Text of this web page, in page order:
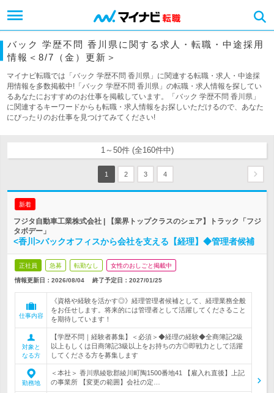
バック 学歴不問 香川県に関する求人・転職・中途採用
情報＜8/7（金）更新＞
マイナビ転職では「バック 学歴不問 香川県」に関連する転職・求人・中途採
用情報を多数掲載中!「バック 学歴不問 香川県」の転職・求人情報を探してい
るあなたにおすすめのお仕事を掲載しています。「バック 学歴不問 香川県」
に関連するキーワードからも転職・求人情報をお探しいただけるので、あなた
にぴったりのお仕事を見つけてみてください!
1～50件 (全160件中)
1 2 3 4
新着
フジタ自動車工業株式会社 | 【業界トップクラスのシェア】トラック「フジ
タボデー」
<香川>バックオフィスから会社を支える【経理】◆管理者候補
正社員 急募 転勤なし 女性のおしごと掲載中
情報更新日：2026/08/04 終了予定日： 2027/01/25
仕事内容
《資格や経験を活かす◎》経理管理者候補として、経理業務全般
をお任せします。将来的には管理者として活躍してくださること
を期待しています！
対象と
なる方
【学歴不問｜経験者募集】＜必須＞◆経理の経験◆全商簿記2級
以上もしくは日商簿記3級以上をお持ちの方◎即戦力として活躍
してくださる方を募集します
勤務地
＜本社＞ 香川県綾歌郡綾川町陶1500番地41 【雇入れ直後】上記
の事業所 【変更の範囲】会社の定…